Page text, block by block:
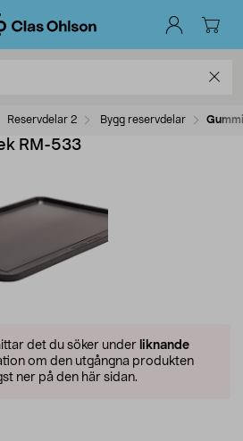
Reservdelar 2 Bygg reservdelar
RM-533
det du söker under liknande
om den utgångna produkten
ner på den här sidan.